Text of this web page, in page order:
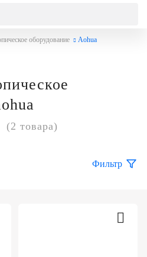
оборудование
Aohua
(2 товара)
Фильтр